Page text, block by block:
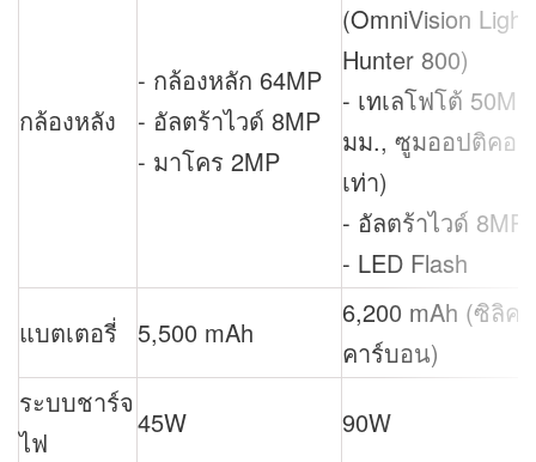
กล้องหลัง
- กล้องหลัก 64MP
- อัลตร้าไวด์ 8MP
- มาโคร 2MP
(OmniVision Light
Hunter 800)
- เทเลโฟโต้
มม., ซูมออปติคอล
เท่า)
- อัลตร้าไวด์ 8MP
- LED Flash
แบตเตอรี่
5,500 mAh
6,200 mAh (ซิลิค
คาร์บอน)
ระบบชาร์จ
ไฟ
45W 90W